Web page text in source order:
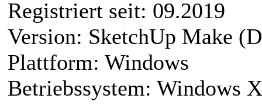
Registriert seit: 09.2019
Version: SketchUp Make
Plattform: Windows
Betriebssystem: Windows